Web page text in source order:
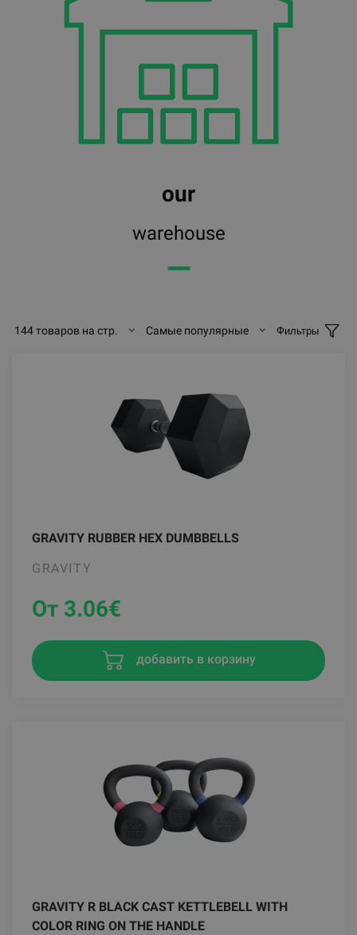
our
warehouse
━━
144 товаров на стр. Самые популярные Фильтры
GRAVITY RUBBER HEX DUMBBELLS
GRAVITY
От 3.06€
добавить в корзину
GRAVITY R BLACK CAST KETTLEBELL WITH
COLOR RING ON THE HANDLE